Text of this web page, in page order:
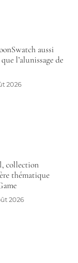
aussi
l’alunissage de
2026
collection
thématique
2026